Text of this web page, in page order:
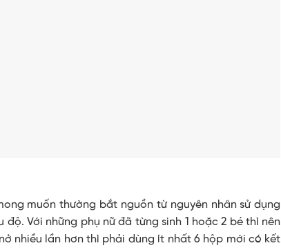
muốn thường bắt nguồn từ nguyên nhân sử dụng
Với những phụ nữ đã từng sinh 1 hoặc 2 bé thì nên
nhiều lần hơn thì phải dùng ít nhất 6 hộp mới có kết